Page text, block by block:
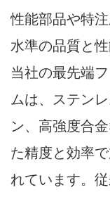
性能部品や特
水準の品質と
当社の最先端
ムは、ステン
ン、高強度合
た精度と効率
れています。